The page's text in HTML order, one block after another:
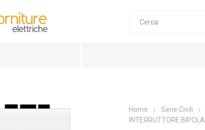
Home Serie Civili
INTERRUTTORE